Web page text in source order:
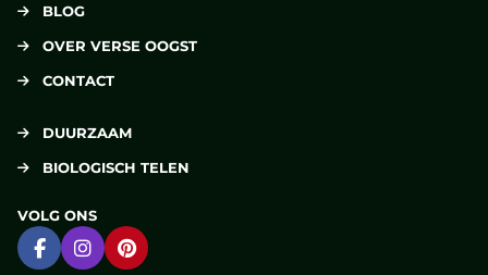
BLOG
OVER VERSE OOGST
CONTACT
DUURZAAM
BIOLOGISCH TELEN
VOLG ONS
Ga naar Facebook
Ga naar Instagram
Ga naar Pinterest